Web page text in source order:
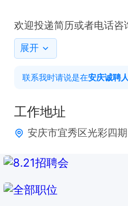
欢迎投递简历或者电话咨
聘人才网上看到的～
在安庆诚聘人才网上看到
展开
联系我时请说是在安庆诚聘
工作地址
安庆市宜秀区光彩四